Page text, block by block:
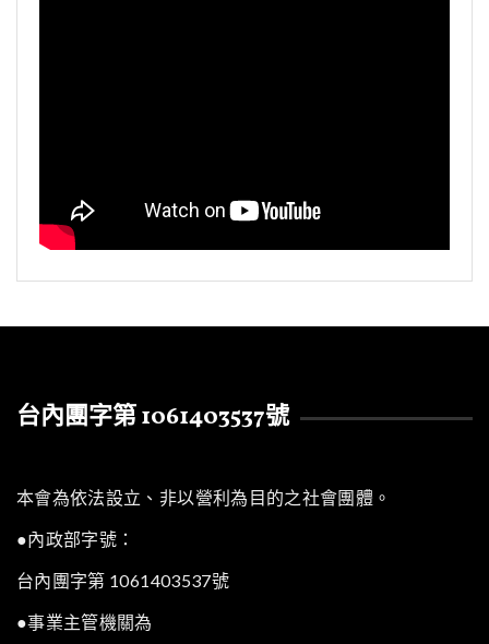
台內團字第 1061403537號
本會為依法設立、非以營利為目的之社會團體。
●內政部字號：
台內團字第 1061403537號
●事業主管機關為